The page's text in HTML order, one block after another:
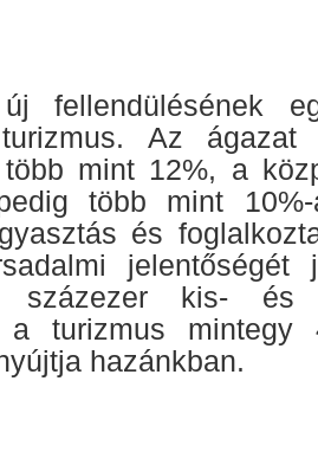
fellendülésének
Az ágazat
mint 12%, a
több mint
és
jelentőségét
százezer kis- és
turizmus mintegy
hazánkban.